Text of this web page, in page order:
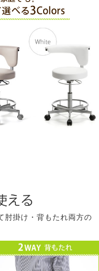
肘掛け・背もたれ両方の